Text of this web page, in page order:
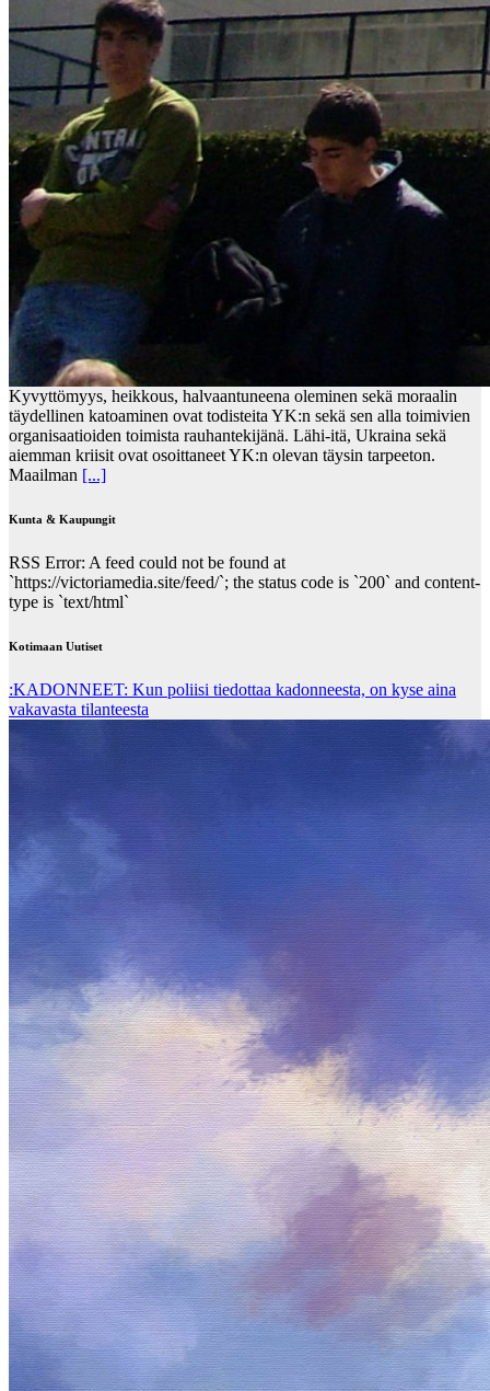
Kyvyttömyys, heikkous, halvaantuneena oleminen sekä moraalin
täydellinen katoaminen ovat todisteita YK:n sekä sen alla toimivien
organisaatioiden toimista rauhantekijänä. Lähi-itä, Ukraina sekä
aiemman kriisit ovat osoittaneet YK:n olevan täysin tarpeeton.
Maailman [...]
Kunta & Kaupungit
RSS Error: A feed could not be found at
`https://victoriamedia.site/feed/`; the status code is `200` and content-
type is `text/html`
Kotimaan Uutiset
:KADONNEET: Kun poliisi tiedottaa kadonneesta, on kyse aina
vakavasta tilanteesta